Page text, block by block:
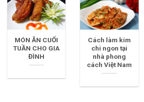
MÓN ĂN CUỐI
TUẦN CHO GIA
ĐÌNH
Cách làm kim
chi ngon tại
nhà phong
cách Việt Nam